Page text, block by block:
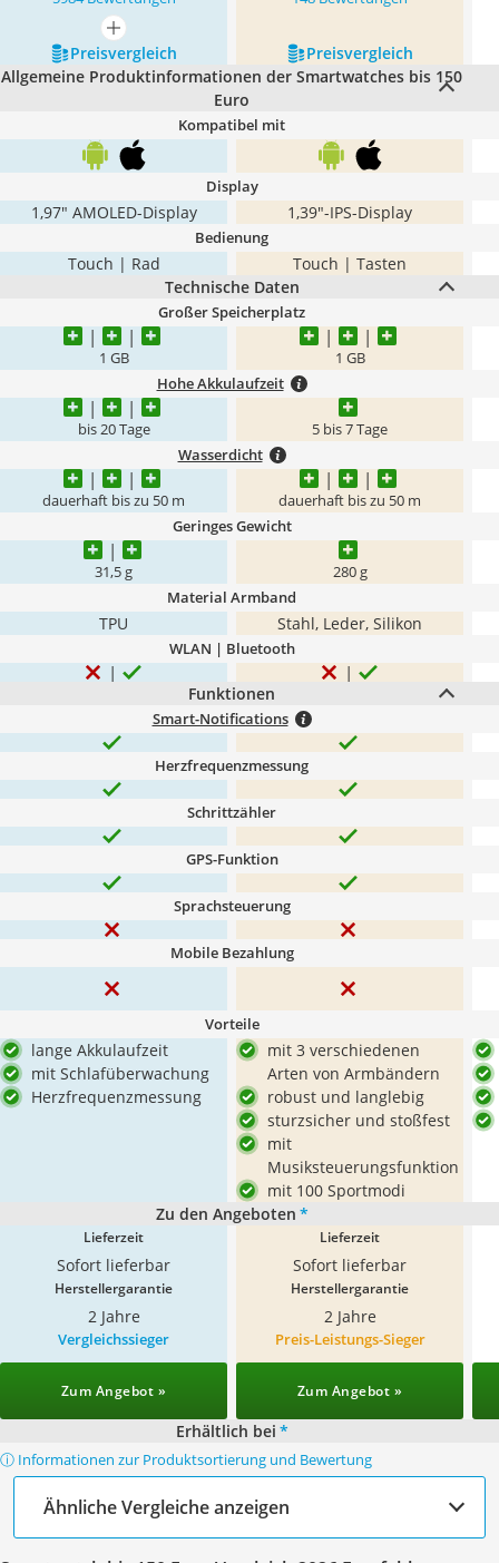
mehr anzeigen
Preis­vergleich
Preis­vergleich
Allgemeine Produktinformationen der Smartwatches bis 150
Euro
Kompatibel mit
Display
1,97" AMOLED-Display 1,39"-IPS-Display
Bedienung
Touch | Rad
Touch | Tasten
Technische Daten
Großer Speicherplatz
1 GB 1 GB
Hohe Akkulaufzeit
bis 20 Tage 5 bis 7 Tage
Wasserdicht
dauerhaft bis zu 50 m dauerhaft bis zu 50 m
Geringes Gewicht
31,5 g 280 g
Material Armband
TPU Stahl, Leder, Silikon
WLAN | Bluetooth
Funktionen
Smart-Notifications
Herzfrequenzmessung
Schrittzähler
GPS-Funktion
Sprachsteuerung
Mobile Bezahlung
Vorteile
lange Akkulaufzeit
mit Schlafüberwachung
Herzfrequenzmessung
mit 3 verschiedenen
Arten von Armbändern
robust und langlebig
sturzsicher und stoßfest
mit
Musiksteuerungsfunktion
mit 100 Sportmodi
Zu den Angeboten *
Lieferzeit
Sofort lieferbar
Lieferzeit
Sofort lieferbar
Herstellergarantie
2 Jahre
Herstellergarantie
2 Jahre
Vergleichssieger
Zum Angebot »
Preis-Leistungs-Sieger
Zum Angebot »
Erhältlich bei *
ⓘ Informationen zur Produktsortierung und Bewertung
Ähnliche Vergleiche anzeigen